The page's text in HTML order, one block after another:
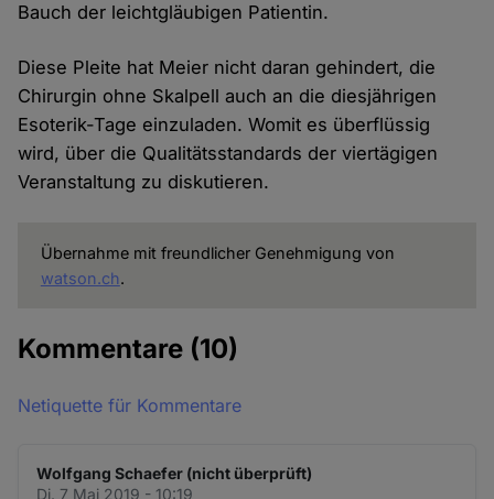
Bauch der leichtgläubigen Patientin.
Diese Pleite hat Meier nicht daran gehindert, die
Chirurgin ohne Skalpell auch an die diesjährigen
Esoterik-Tage einzuladen. Womit es überflüssig
wird, über die Qualitätsstandards der viertägigen
Veranstaltung zu diskutieren.
Übernahme mit freundlicher Genehmigung von
watson.ch.
Kommentare (10)
Netiquette für Kommentare
Wolfgang Schaefer (nicht überprüft)
Di. 7 Mai 2019 - 10:19